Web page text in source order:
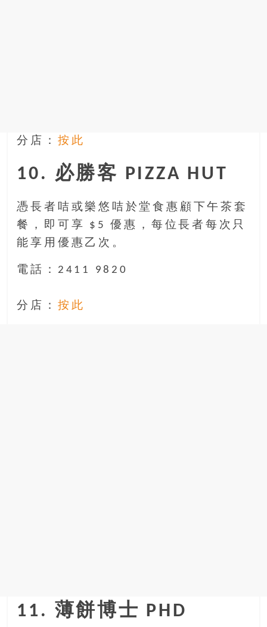
分店： 按此
10. 必勝客 PIZZA HUT
憑長者咭或樂悠咭於堂食惠顧下午茶套
餐，即可享 $5 優惠，每位長者每次只
能享用優惠乙次。
電話：2411 9820
分店： 按此
11. 薄餅博士 PHD